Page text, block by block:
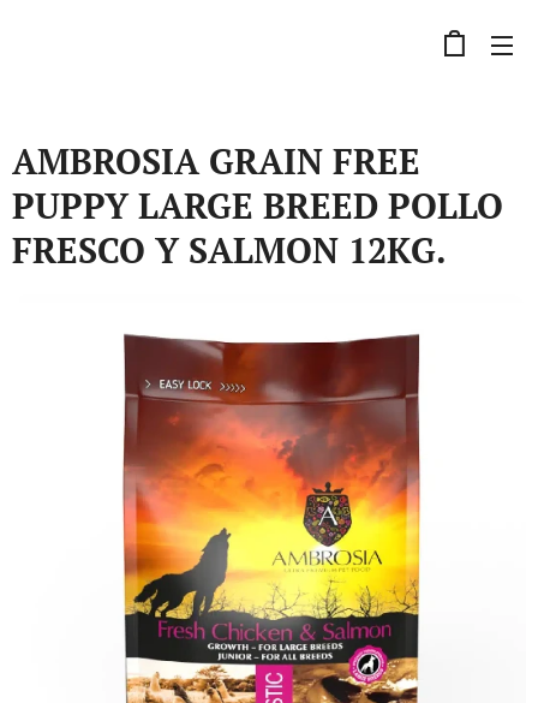
AMBROSIA GRAIN FREE
PUPPY LARGE BREED POLLO
FRESCO Y SALMON 12KG.